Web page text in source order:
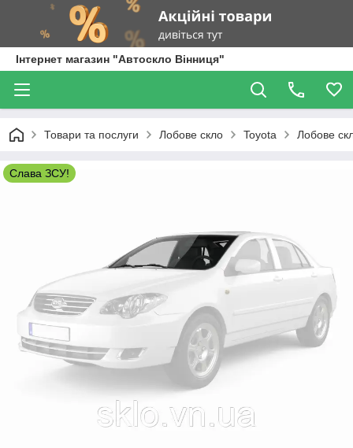
Інтернет магазин "Автоскло Вінниця"
Товари та послуги Лобове скло Toyota Лобове
Слава ЗСУ!